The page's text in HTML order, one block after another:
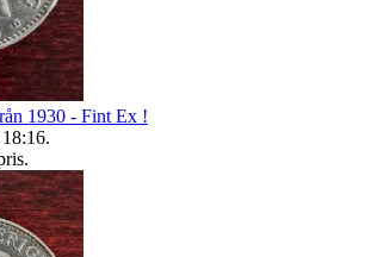
1930 - Fint Ex !
.
.